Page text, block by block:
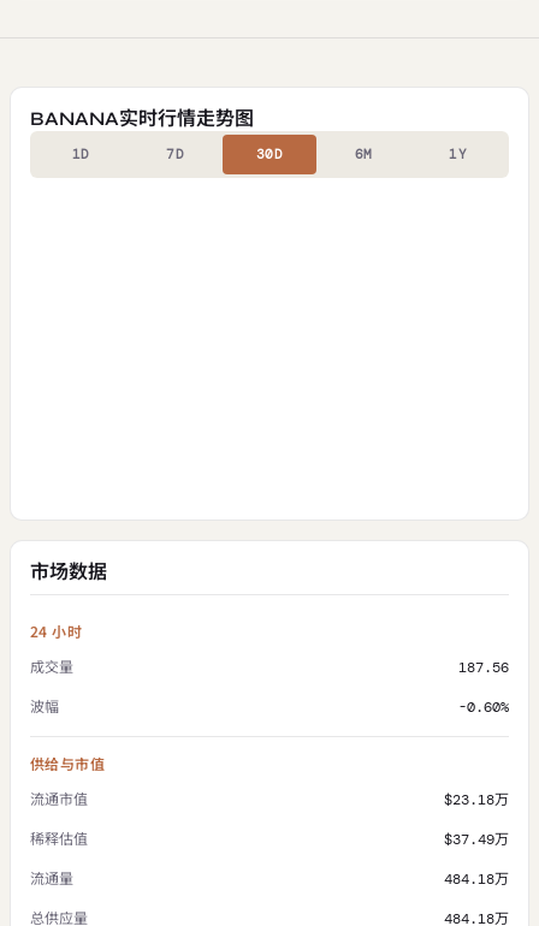
BANANA实时行情走势图
1D 7D 30D 6M 1Y
市场数据
24 小时
成交量
187.56
波幅 -0.60%
供给与市值
流通市值
$23.18万
稀释估值 $37.49万
流通量 484.18万
总供应量 484.18万